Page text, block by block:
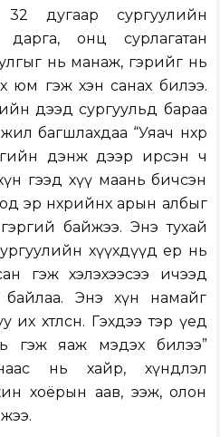
дугаар сургуулийн
дарга, онц сурлагатан
нь манаж, гэрийг нь
юм гэж хэн санах билээ.
дээд сургуульд бараа
багшлахдаа “Уяач нөхрөө
дэнж дээр ирсэн ч
гээд хүү маань бичсэн
эр нөхрийнхөө арын албыг
байжээ. Энэ тухай
хүүхдүүд ер нь
гэж хэлэхээсээ ичээд
байлаа. Энэ хүн намайг
хөтөлсөн. Гэхдээ тэр үед
гэж яаж мэдэх билээ”
нь хайр, хүндлэл
хоёрын аав, ээж, олон